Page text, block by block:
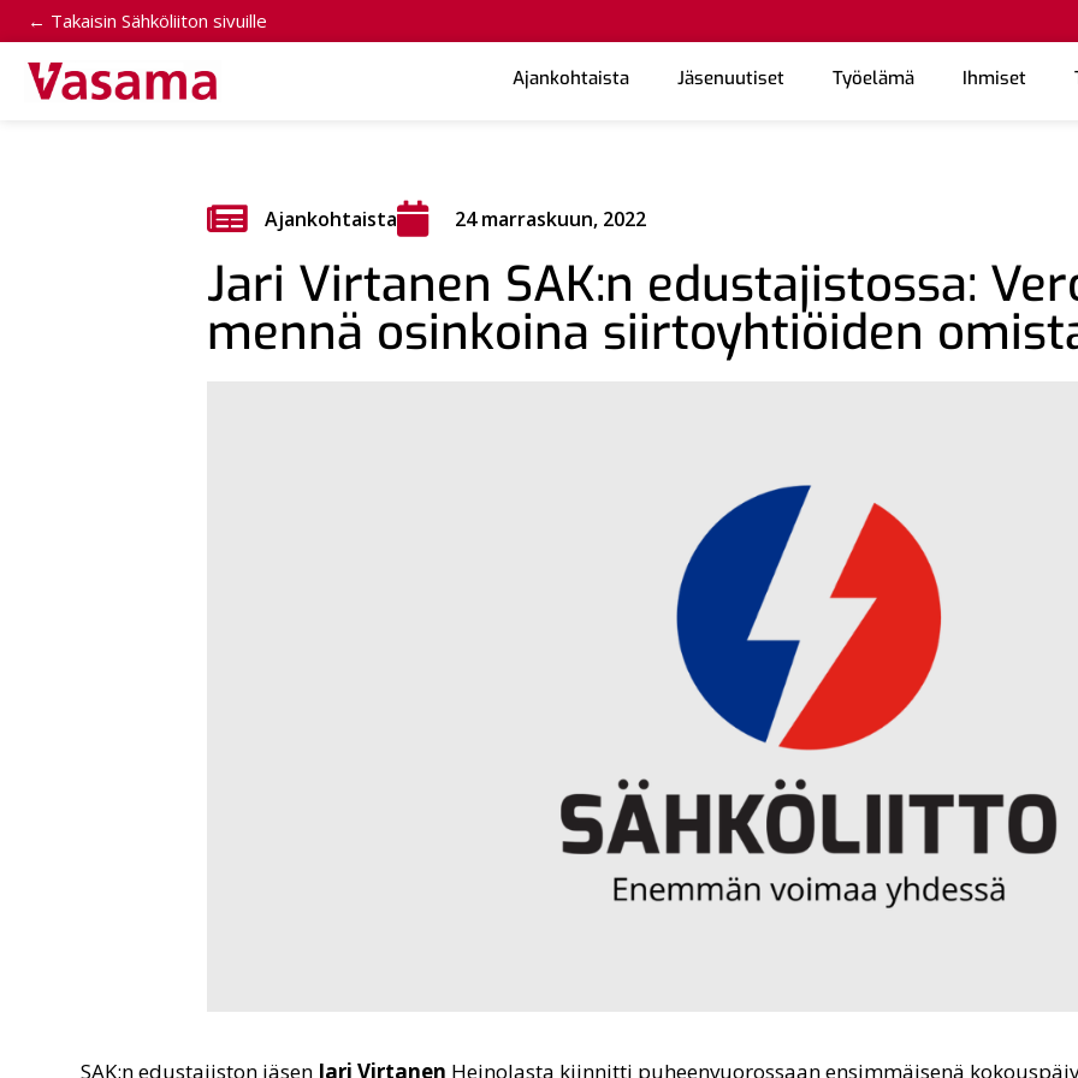
← Takaisin Sähköliiton sivuille
Ajankohtaista Jäsenuutiset Työelämä Ihmiset
Ajankohtaista 24 marraskuun, 2022
Jari Virtanen SAK:n edustajistossa:
mennä osinkoina siirtoyhtiöiden
SAK:n edustajiston jäsen Jari Virtanen Heinolasta kiinnitti puheenvuorossaan ensimmäisenä